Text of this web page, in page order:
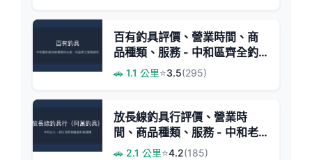
百有釣具評價、營業時間、商
品種類、服務 - 中和區齊全釣
具專賣
🚗 1.1 公里⭐3.5(295)
放長線釣具行評價、營業時
間、商品種類、服務 - 中和老
字號釣具店
🚗 2.1 公里⭐4.2(185)